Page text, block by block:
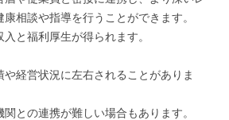
康相談や指導を行うことができます。
と福利厚生が得られます。
や経営状況に左右されることがありま
関との連携が難しい場合もあります。